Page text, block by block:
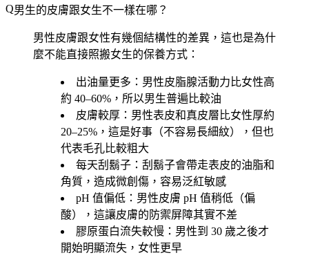
男生的皮膚跟女生不一樣在哪？
男性皮膚跟女性有幾個結構性的差異，這也是為什
麼不能直接照搬女生的保養方式：
出油量更多 ：男性皮脂腺活動力比女性高
約 40–60%，所以男生普遍比較油
皮膚較厚 ：男性表皮和真皮層比女性厚約
20–25%，這是好事（不容易長細紋），但也
代表毛孔比較粗大
每天刮鬍子 ：刮鬍子會帶走表皮的油脂和
角質，造成微創傷，容易泛紅敏感
pH 值偏低 ：男性皮膚 pH 值稍低（偏
酸），這讓皮膚的防禦屏障其實不差
膠原蛋白流失較慢 ：男性到 30 歲之後才
開始明顯流失，女性更早